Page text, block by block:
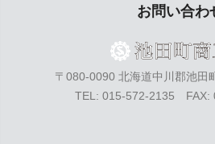
お問い合わ
〒080-0090 北海道中川郡池田
TEL: 015-572-2135 FAX: